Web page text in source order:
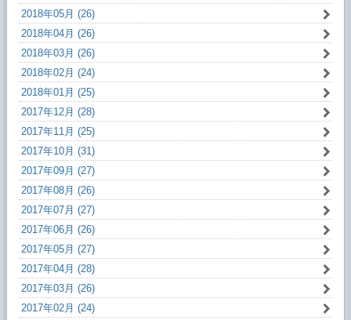
2018年05月 (26)
2018年04月 (26)
2018年03月 (26)
2018年02月 (24)
2018年01月 (25)
2017年12月 (28)
2017年11月 (25)
2017年10月 (31)
2017年09月 (27)
2017年08月 (26)
2017年07月 (27)
2017年06月 (26)
2017年05月 (27)
2017年04月 (28)
2017年03月 (26)
2017年02月 (24)